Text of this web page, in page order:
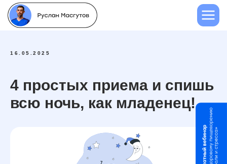
16.05.2025
4 простых приема и спишь
всю ночь, как младенец!